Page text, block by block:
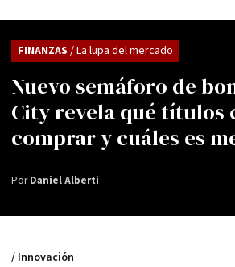
Nuevo semáforo de
City revela qué títulos
comprar y cuáles es
FINANZAS / La lupa del mercado
PorDaniel Alberti
/ Innovación